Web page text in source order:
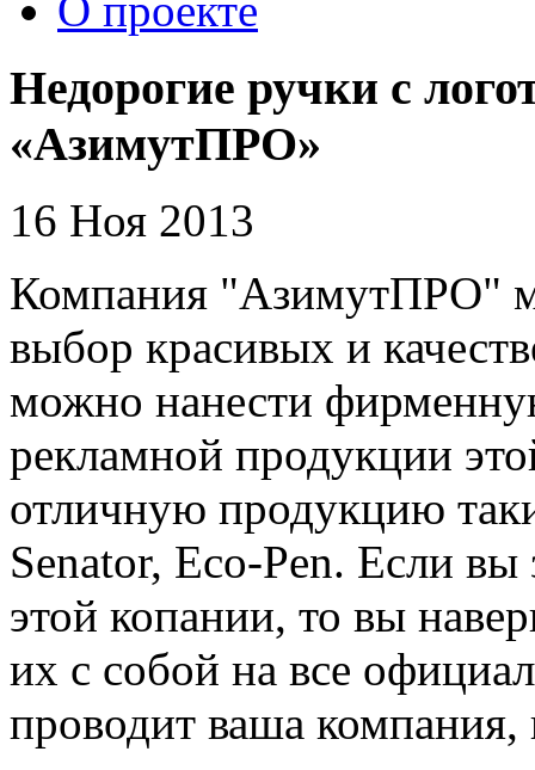
Недорогие ручки с
«АзимутПРО»
16 Ноя 2013
Компания "АзимутПРО"
выбор красивых и
можно нанести
рекламной продукции
отличную продукцию
Senator, Eco-Pen. Если
этой копании, то вы
их с собой на все
проводит ваша